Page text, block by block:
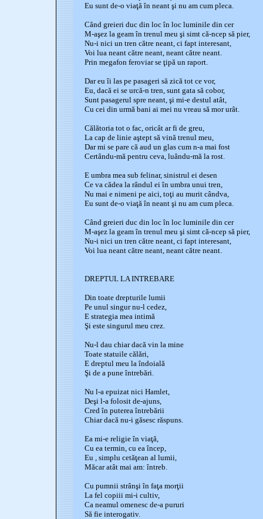
Eu sunt de-o viaţă în neant şi nu am cum pleca.
Când greieri duc din loc în loc luminile din cer
M-aşez la geam în trenul meu şi simt că-ncep să pier,
Nu-i nici un tren către neant, ci fapt interesant,
Voi lua neant către neant, neant către neant.
Prin megafon feroviar se ţipă un raport.
Dar eu îi las pe pasageri să zică tot ce vor,
Eu, dacă ei se urcă-n tren, sunt gata să cobor,
Sunt pasagerul spre neant, şi mi-e destul atât,
Cu cei din urmă bani ai mei nu vreau să mor urât.
Călătoria tot o fac, oricât ar fi de greu,
La cap de linie aştept să vină trenul meu,
Dar mi se pare că aud un glas cum n-a mai fost
Certându-mă pentru ceva, luându-mă la rost.
E umbra mea sub felinar, sinistrul ei desen
Ce va cădea la rândul ei în umbra unui tren,
Nu mai e nimeni pe aici, toţi au murit cândva,
Eu sunt de-o viaţă în neant şi nu am cum pleca.
Când greieri duc din loc în loc luminile din cer
M-aşez la geam în trenul meu şi simt că-ncep să pier,
Nu-i nici un tren către neant, ci fapt interesant,
Voi lua neant către neant, neant către neant.
DREPTUL LA INTREBARE
Din toate drepturile lumii
Pe unul singur nu-l cedez,
E strategia mea intimă
Şi este singurul meu crez.
Nu-l dau chiar dacă vin la mine
Toate statuile călări,
E dreptul meu la îndoială
Şi de a pune întrebări.
Nu l-a epuizat nici Hamlet,
Deşi l-a folosit de-ajuns,
Cred în puterea întrebării
Chiar dacă nu-i găsesc răspuns.
Ea mi-e religie în viaţă,
Cu ea termin, cu ea încep,
Eu , simplu cetăţean al lumii,
Măcar atât mai am: întreb.
Cu pumnii strânşi în faţa morţii
La fel copiii mi-i cultiv,
Ca neamul omenesc de-a pururi
Să fie interogativ.